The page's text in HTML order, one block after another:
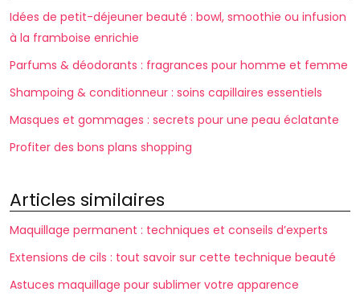
Idées de petit-déjeuner beauté : bowl, smoothie ou infusion
à la framboise enrichie
Parfums & déodorants : fragrances pour homme et femme
Shampoing & conditionneur : soins capillaires essentiels
Masques et gommages : secrets pour une peau éclatante
Profiter des bons plans shopping
Articles similaires
Maquillage permanent : techniques et conseils d’experts
Extensions de cils : tout savoir sur cette technique beauté
Astuces maquillage pour sublimer votre apparence